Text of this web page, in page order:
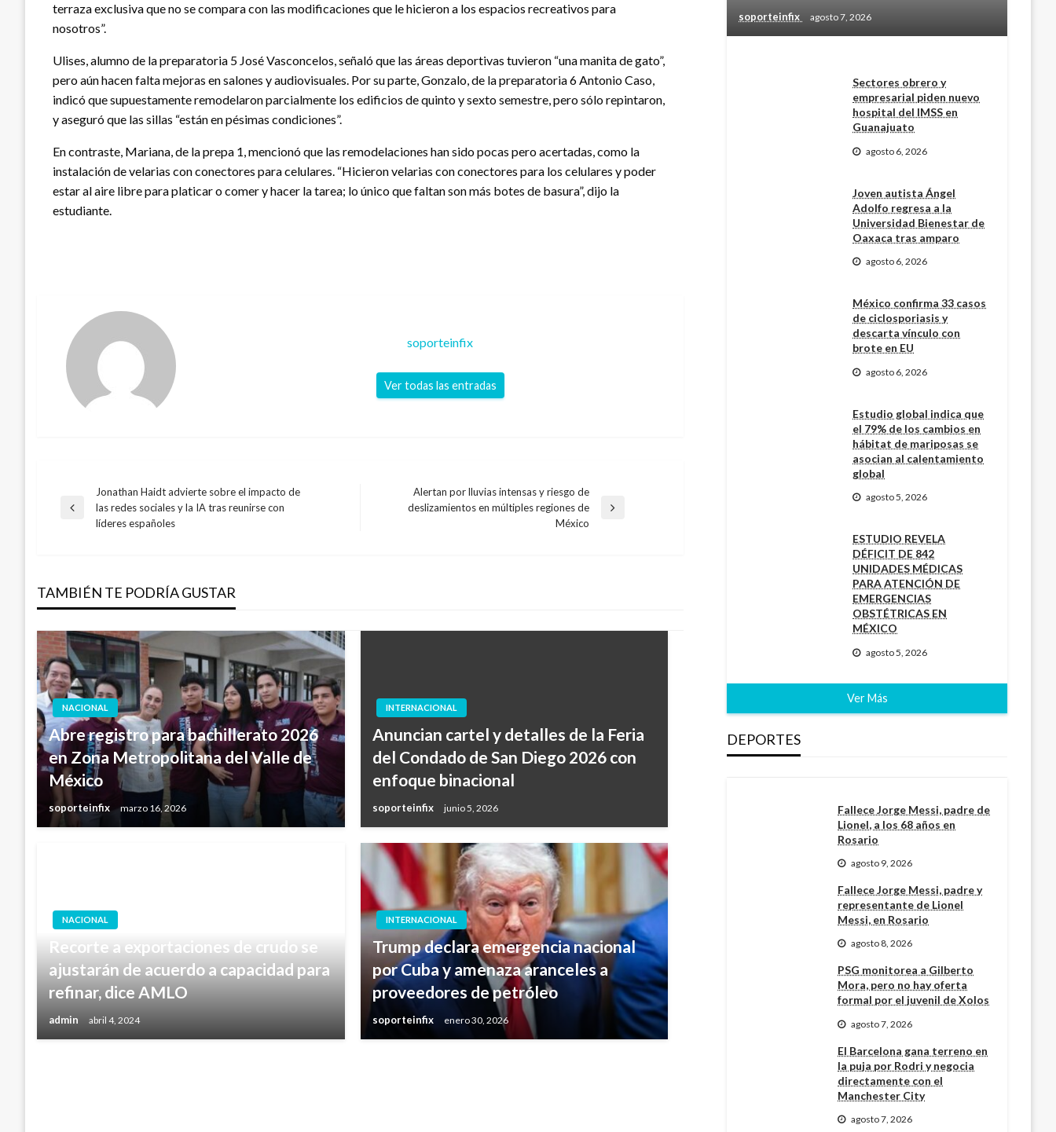
terraza exclusiva que no se compara con las modificaciones que le hicieron a los espacios recreativos para
nosotros”.
Ulises, alumno de la preparatoria 5 José Vasconcelos, señaló que las áreas deportivas tuvieron “una manita de gato”,
pero aún hacen falta mejoras en salones y audiovisuales. Por su parte, Gonzalo, de la preparatoria 6 Antonio Caso,
indicó que supuestamente remodelaron parcialmente los edificios de quinto y sexto semestre, pero sólo repintaron,
y aseguró que las sillas “están en pésimas condiciones”.
En contraste, Mariana, de la prepa 1, mencionó que las remodelaciones han sido pocas pero acertadas, como la
instalación de velarias con conectores para celulares. “Hicieron velarias con conectores para los celulares y poder
estar al aire libre para platicar o comer y hacer la tarea; lo único que faltan son más botes de basura”, dijo la
estudiante.
soporteinfix
Ver todas las entradas
Navegación
entradas
Entrada
anterior
Jonathan Haidt advierte sobre el impacto de
las redes sociales y la IA tras reunirse con
líderes españoles
Entrada
Alertan por lluvias intensas y riesgo de
deslizamientos en múltiples regiones de
México
TAMBIÉN TE PODRÍA GUSTAR
NACIONAL
Abre registro para bachillerato 2026
en Zona Metropolitana del Valle de
México
soporteinfix marzo 16, 2026
INTERNACIONAL
Anuncian cartel y detalles de la Feria
del Condado de San Diego 2026 con
enfoque binacional
soporteinfix junio 5, 2026
NACIONAL
Recorte a exportaciones de crudo se
ajustarán de acuerdo a capacidad para
refinar, dice AMLO
admin abril 4, 2024
INTERNACIONAL
Trump declara emergencia nacional
por Cuba y amenaza aranceles a
proveedores de petróleo
soporteinfix enero 30, 2026
soporteinfix agosto 7, 2026
Sectores obrero y
empresarial piden nuevo
hospital del IMSS en
Guanajuato
agosto 6, 2026
Joven autista Ángel
Adolfo regresa a la
Universidad Bienestar de
Oaxaca tras amparo
agosto 6, 2026
México confirma 33 casos
de ciclosporiasis y
descarta vínculo con
brote en EU
agosto 6, 2026
Estudio global indica que
el 79% de los cambios en
hábitat de mariposas se
asocian al calentamiento
global
agosto 5, 2026
ESTUDIO REVELA
DÉFICIT DE 842
UNIDADES MÉDICAS
PARA ATENCIÓN DE
EMERGENCIAS
OBSTÉTRICAS EN
MÉXICO
agosto 5, 2026
Ver Más
DEPORTES
Fallece Jorge Messi, padre de
Lionel, a los 68 años en
Rosario
agosto 9, 2026
Fallece Jorge Messi, padre y
representante de Lionel
Messi, en Rosario
agosto 8, 2026
PSG monitorea a Gilberto
Mora, pero no hay oferta
formal por el juvenil de Xolos
agosto 7, 2026
El Barcelona gana terreno en
la puja por Rodri y negocia
directamente con el
Manchester City
agosto 7, 2026